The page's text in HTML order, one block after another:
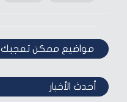
مواضيع ممكن تعجبك
أحدث الأخبار